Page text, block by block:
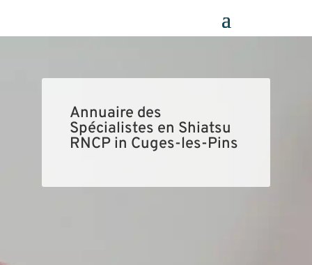
Annuaire des
Spécialistes en Shiatsu
RNCP in Cuges-les-Pins